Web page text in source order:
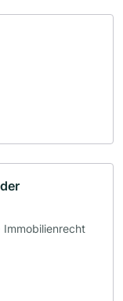
Immobilienrecht